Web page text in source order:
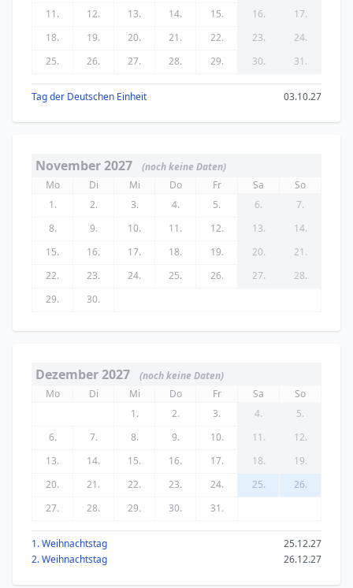
11.
12. 13. 14. 15. 16.
17.
18.
19. 20. 21. 22. 23.
24.
25.
26. 27. 28. 29. 30. 31.
Tag der Deutschen Einheit 03.10.27
November 2027
(noch keine Daten)
Mo
Di Mi Do Fr Sa
So
1.
2. 3. 4. 5. 6.
7.
8.
9. 10. 11. 12. 13.
14.
15.
16. 17. 18. 19. 20.
21.
22.
23. 24. 25. 26. 27.
28.
29.
30.
Dezember 2027
(noch keine Daten)
Mo
Di Mi Do Fr Sa
So
1.
2. 3. 4.
5.
6.
7. 8. 9. 10. 11.
12.
13.
14. 15. 16. 17. 18.
19.
20.
21. 22. 23. 24. 25.
26.
27.
28. 29. 30. 31.
1. Weihnachtstag
25.12.27
2. Weihnachtstag
26.12.27